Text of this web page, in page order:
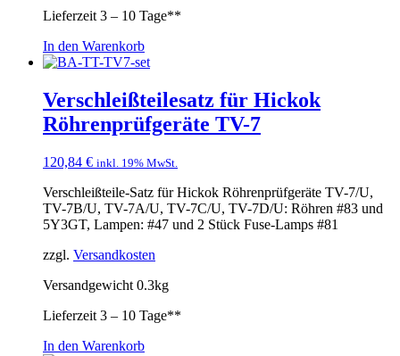
Lieferzeit 3 – 10 Tage**
In den Warenkorb
Verschleißteilesatz für Hickok
Röhrenprüfgeräte TV-7
120,84 € inkl. 19% MwSt.
Verschleißteile-Satz für Hickok Röhrenprüfgeräte TV-7/U,
TV-7B/U, TV-7A/U, TV-7C/U, TV-7D/U: Röhren #83 und
5Y3GT, Lampen: #47 und 2 Stück Fuse-Lamps #81
zzgl. Versandkosten
Versandgewicht 0.3kg
Lieferzeit 3 – 10 Tage**
In den Warenkorb